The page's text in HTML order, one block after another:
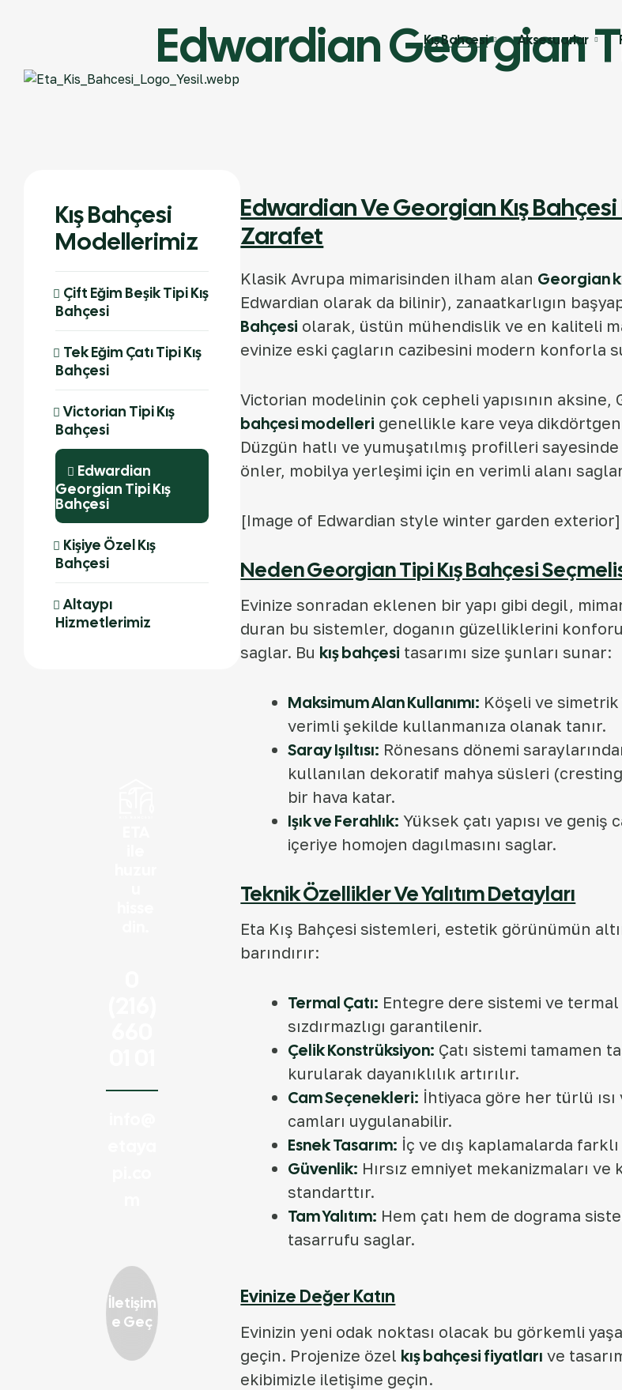
Kış Bahçesi Aksesuarlar
Edwardian Georgian
Kış Bahçesi
Modellerimiz
Çift Eğim Beşik Tipi Kış
Bahçesi
Tek Eğim Çatı Tipi Kış
Bahçesi
Victorian Tipi Kış
Bahçesi
Edwardian
Georgian Tipi Kış
Bahçesi
Kişiye Özel Kış
Bahçesi
Altaypı
Hizmetlerimiz
İletişim
E Geç
Edwardian Ve Georgian Kış
Zarafet
Klasik Avrupa mimarisinden ilham alan Georgian
Edwardian olarak da bilinir), zanaatkarlığın
Bahçesi olarak, üstün mühendislik ve en kaliteli
evinize eski çağların cazibesini modern konforla
Victorian modelinin çok cepheli yapısının aksine,
bahçesi modelleri genellikle kare veya
Düzgün hatlı ve yumuşatılmış profilleri sayesinde
önler, mobilya yerleşimi için en verimli alanı
[Image of Edwardian style winter garden exterior]
Neden Georgian Tipi Kış Bahçesi
Evinize sonradan eklenen bir yapı gibi değil,
duran bu sistemler, doğanın güzelliklerini
sağlar. Bu kış bahçesi tasarımı size şunları sunar:
Maksimum Alan Kullanımı: Köşeli ve simetrik
verimli şekilde kullanmanıza olanak tanır.
Saray Işıltısı: Rönesans dönemi
kullanılan dekoratif mahya süsleri
bir hava katar.
Işık ve Ferahlık: Yüksek çatı yapısı ve geniş
içeriye homojen dağılmasını sağlar.
Teknik Özellikler Ve Yalıtım Detayları
Eta Kış Bahçesi sistemleri, estetik görünümün
barındırır:
Termal Çatı: Entegre dere sistemi ve
sızdırmazlığı garantilenir.
Çelik Konstrüksiyon: Çatı sistemi tamamen
kurularak dayanıklılık artırılır.
Cam Seçenekleri: İhtiyaca göre her türlü
camları uygulanabilir.
Esnek Tasarım: İç ve dış kaplamalarda
Güvenlik: Hırsız emniyet mekanizmaları
standarttır.
Tam Yalıtım: Hem çatı hem de doğrama
tasarrufu sağlar.
Evinize Değer Katın
Evinizin yeni odak noktası olacak bu görkemli
geçin. Projenize özel kış bahçesi fiyatları ve
ekibimizle iletişime geçin.